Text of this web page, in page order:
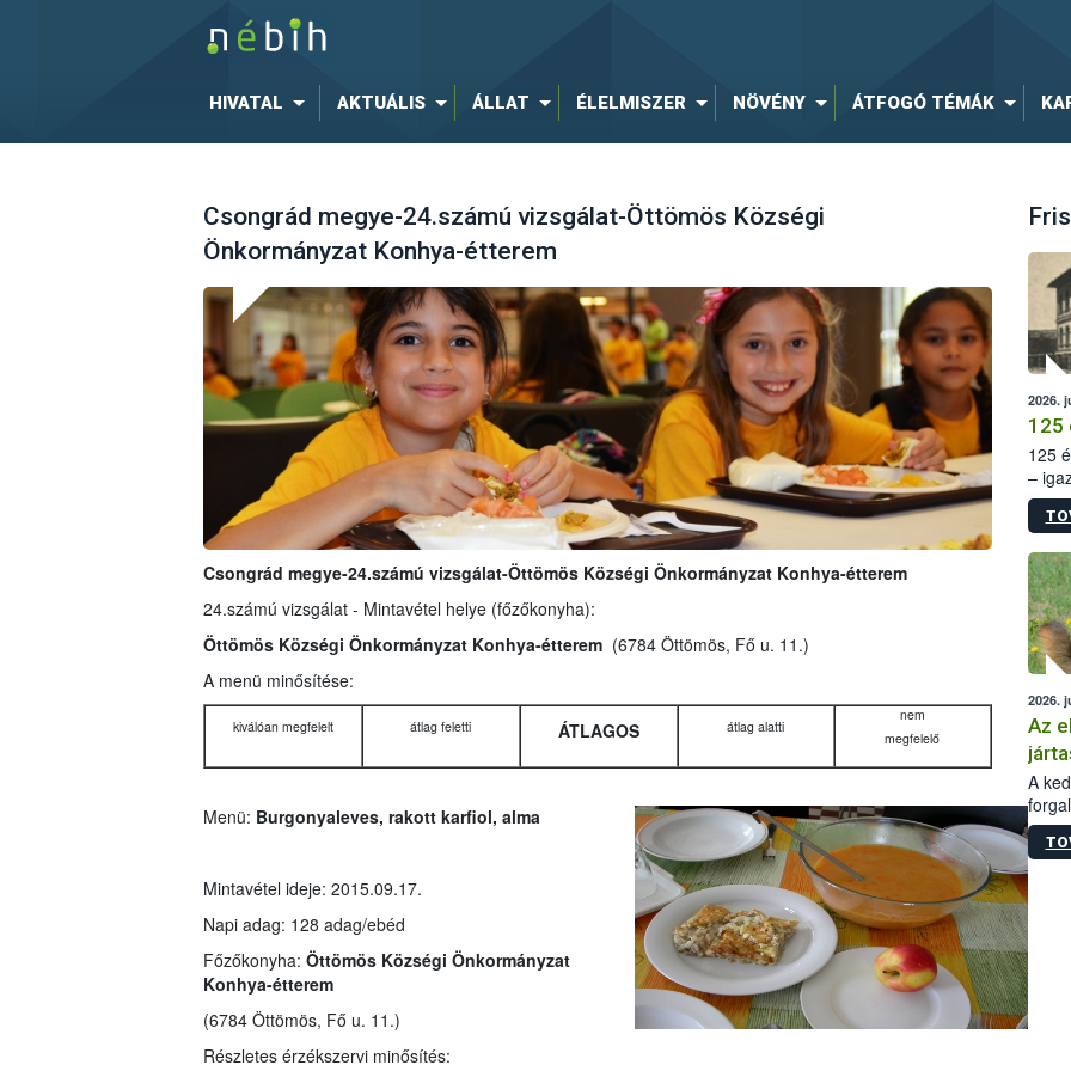
HIVATAL AKTUÁLIS ÁLLAT ÉLELMISZER NÖVÉNY ÁTFOGÓ TÉMÁK
Csongrád megye-24.számú vizsgálat-Öttömös Községi
Önkormányzat Konhya-étterem
Csongrád megye-24.számú vizsgálat-Öttömös Községi Önkormányzat Konhya-étterem
24.számú vizsgálat - Mintavétel helye (főzőkonyha):
Öttömös Községi Önkormányzat Konhya-étterem(6784 Öttömös, Fő u. 11.)
A menü minősítése:
kiválóan megfelelt átlag feletti ÁTLAGOS átlag alatti
nem
megfelelő
Menü: Burgonyaleves, rakott karfiol, alma
Mintavétel ideje: 2015.09.17.
Napi adag: 128 adag/ebéd
Főzőkonyha: Öttömös Községi Önkormányzat
Konhya-étterem
(6784 Öttömös, Fő u. 11.)
Részletes érzékszervi minősítés:
2026.
125
125
–
15.
2026.
Az
A
jártas